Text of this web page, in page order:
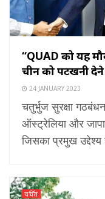
“QUAD को यह
चीन को पटखनी
24 JANUARY 2023
चतुर्भुज सुरक्षा
ऑस्ट्रेलिया और
जिसका प्रमुख उद्देश्य
चर्चित